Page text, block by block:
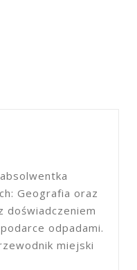
Geografia oraz
doświadczeniem
odpadami.
miejski